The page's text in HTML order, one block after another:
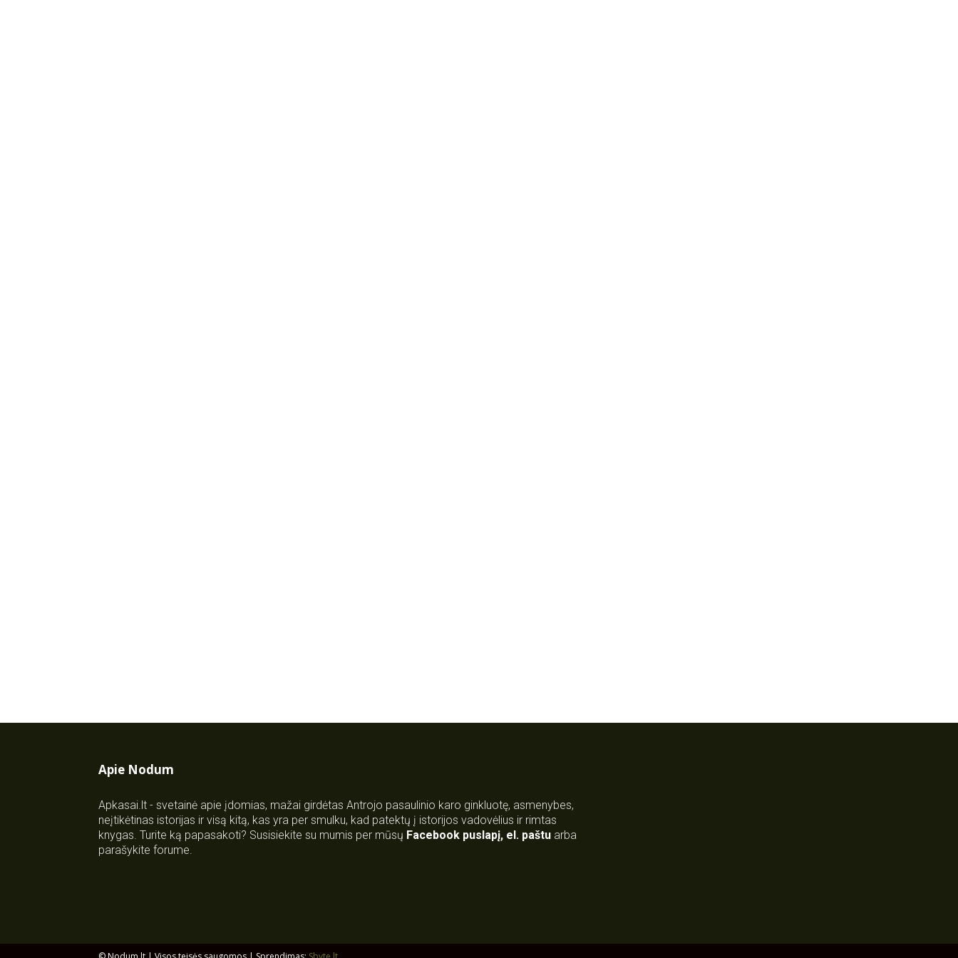
Apie Nodum
Apkasai.lt - svetainė apie įdomias, mažai girdėtas Antrojo pasaulinio karo ginkluotę, asmenybes,
neįtikėtinas istorijas ir visą kitą, kas yra per smulku, kad patektų į istorijos vadovėlius ir rimtas
knygas. Turite ką papasakoti? Susisiekite su mumis per mūsų Facebook puslapį, el. paštu arba
parašykite forume.